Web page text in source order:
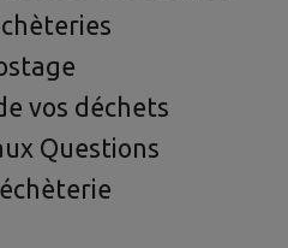
vos déchets
Questions